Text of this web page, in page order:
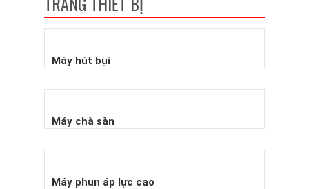
Máy hút bụi
Máy chà sàn
Máy phun áp lực cao